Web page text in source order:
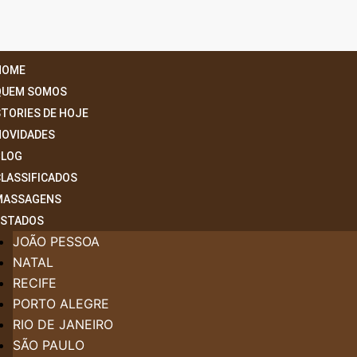
SOMOS
DE HOJE
JOÃO PESSOA
NATAL
RECIFE
PORTO ALEGRE
RIO DE JANEIRO
SÃO PAULO